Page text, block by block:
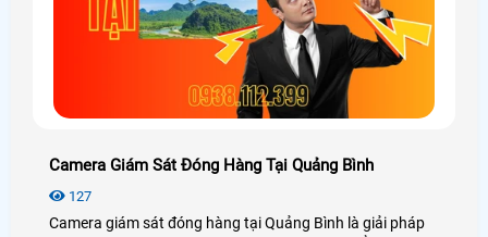
Camera Giám Sát Đóng Hàng Tại Quảng Bình
127
Camera giám sát đóng hàng tại Quảng Bình là giải pháp